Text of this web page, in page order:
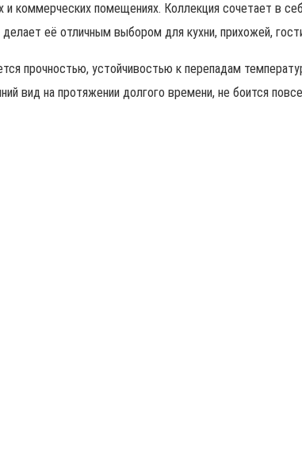
и коммерческих помещениях. Коллекция сочетает в
её отличным выбором для кухни, прихожей,
прочностью, устойчивостью к перепадам
вид на протяжении долгого времени, не боится